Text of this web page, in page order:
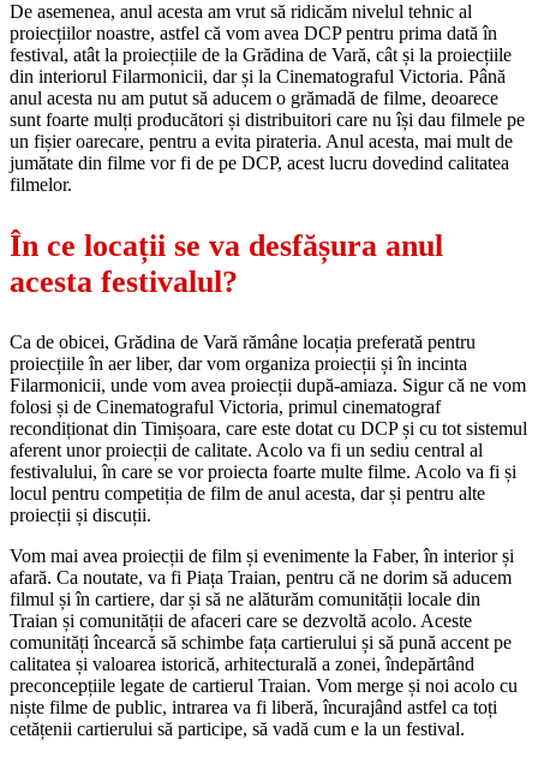
De asemenea, anul acesta am vrut să ridicăm nivelul tehnic al
proiecțiilor noastre, astfel că vom avea DCP pentru prima dată în
festival, atât la proiecțiile de la Grădina de Vară, cât și la proiecțiile
din interiorul Filarmonicii, dar și la Cinematograful Victoria. Până
anul acesta nu am putut să aducem o grămadă de filme, deoarece
sunt foarte mulți producători și distribuitori care nu își dau filmele pe
un fișier oarecare, pentru a evita pirateria. Anul acesta, mai mult de
jumătate din filme vor fi de pe DCP, acest lucru dovedind calitatea
filmelor.
În ce locații se va desfășura anul
acesta festivalul?
Ca de obicei, Grădina de Vară rămâne locația preferată pentru
proiecțiile în aer liber, dar vom organiza proiecții și în incinta
Filarmonicii, unde vom avea proiecții după-amiaza. Sigur că ne vom
folosi și de Cinematograful Victoria, primul cinematograf
recondiționat din Timișoara, care este dotat cu DCP și cu tot sistemul
aferent unor proiecții de calitate. Acolo va fi un sediu central al
festivalului, în care se vor proiecta foarte multe filme. Acolo va fi și
locul pentru competiția de film de anul acesta, dar și pentru alte
proiecții și discuții.
Vom mai avea proiecții de film și evenimente la Faber, în interior și
afară. Ca noutate, va fi Piața Traian, pentru că ne dorim să aducem
filmul și în cartiere, dar și să ne alăturăm comunității locale din
Traian și comunității de afaceri care se dezvoltă acolo. Aceste
comunități încearcă să schimbe fața cartierului și să pună accent pe
calitatea și valoarea istorică, arhitecturală a zonei, îndepărtând
preconcepțiile legate de cartierul Traian. Vom merge și noi acolo cu
niște filme de public, intrarea va fi liberă, încurajând astfel ca toți
cetățenii cartierului să participe, să vadă cum e la un festival.